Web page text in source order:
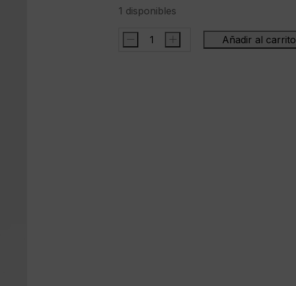
1 disponibles
DIKIESPantalon"HICKORY
- + Añadir al carrito